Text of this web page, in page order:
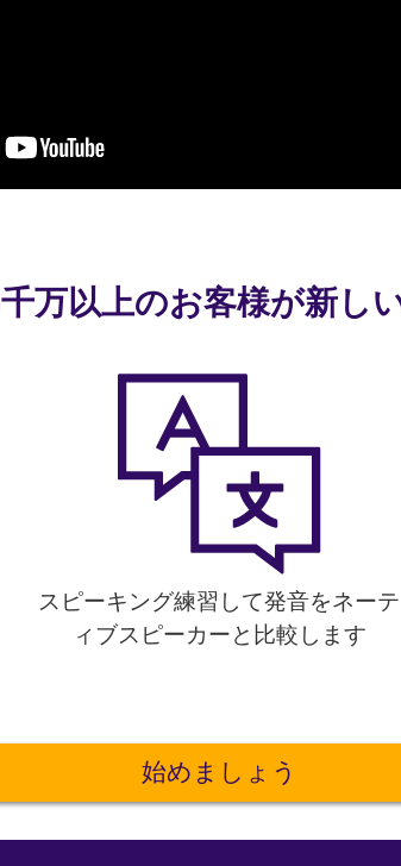
万以上のお客様が新し
スピーキング練習して発音をネーテ
ィブスピーカーと比較します
始めましょう